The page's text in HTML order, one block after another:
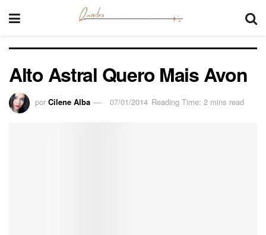
Alto Astral Quero Mais Avon
por Cilene Alba 07/01/2014 Reading Time: 2 mins read